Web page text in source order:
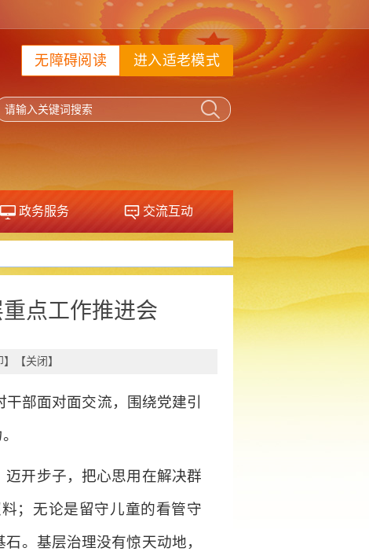
进入适老模式
无障碍阅读
政务服务 交流互动
点工作推进会
】【关闭 】
部面对面交流，围绕党建引
开步子，把心思用在解决群
；无论是留守儿童的看管守
。基层治理没有惊天动地，